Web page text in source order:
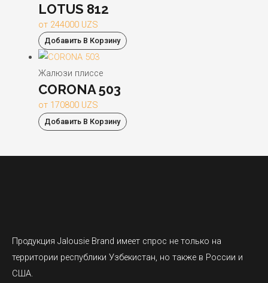
LOTUS 812
от 244000 UZS
Добавить В Корзину
Жалюзи плиссе
CORONA 503
от 170800 UZS
Добавить В Корзину
Продукция Jalousie Brand имеет спрос не только на
территории республики Узбекистан, но также в России и
США.